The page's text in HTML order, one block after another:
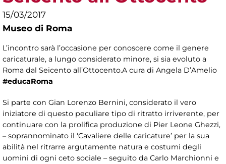
15/03/2017
Museo di Roma
L’incontro sarà l’occasione per conoscere come il genere
caricaturale, a lungo considerato minore, si sia evoluto a
Roma dal Seicento all’Ottocento.A cura di Angela D’Amelio
#educaRoma
Si parte con Gian Lorenzo Bernini, considerato il vero
iniziatore di questo peculiare tipo di ritratto irriverente, per
continuare con la prolifica produzione di Pier Leone Ghezzi,
– soprannominato il ‘Cavaliere delle caricature’ per la sua
abilità nel ritrarre argutamente natura e costumi degli
uomini di ogni ceto sociale – seguito da Carlo Marchionni e